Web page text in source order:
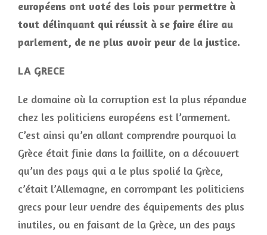
européens ont voté des lois pour permettre à
tout délinquant qui réussit à se faire élire au
parlement, de ne plus avoir peur de la justice.
LA GRECE
Le domaine où la corruption est la plus répandue
chez les politiciens européens est l’armement.
C’est ainsi qu’en allant comprendre pourquoi la
Grèce était finie dans la faillite, on a découvert
qu’un des pays qui a le plus spolié la Grèce,
c’était l’Allemagne, en corrompant les politiciens
grecs pour leur vendre des équipements des plus
inutiles, ou en faisant de la Grèce, un des pays